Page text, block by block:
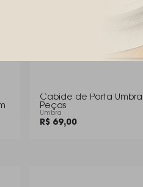
Cabide de Porta
Peças
Umbra
R$ 69,00